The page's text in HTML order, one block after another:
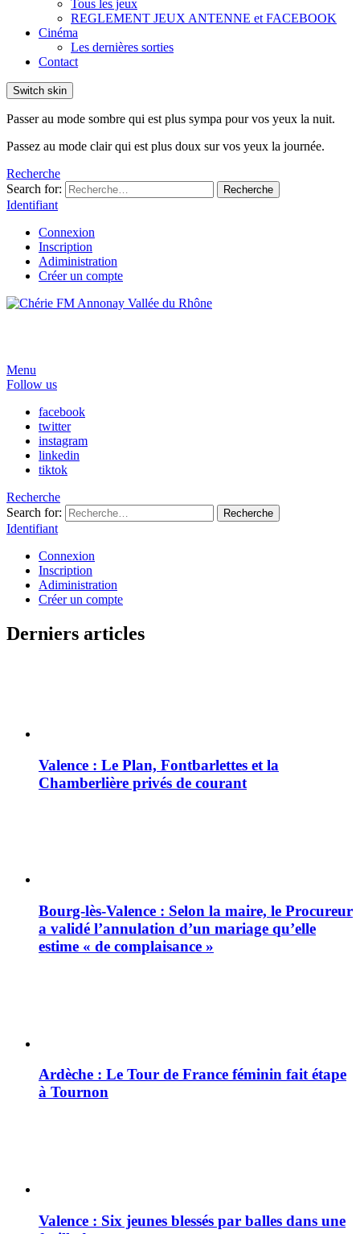
Tous les jeux
REGLEMENT JEUX ANTENNE et FACEBOOK
Cinéma
Les dernières sorties
Contact
Switch skin
Passer au mode sombre qui est plus sympa pour vos yeux la nuit.
Passez au mode clair qui est plus doux sur vos yeux la journée.
Recherche
Search for:
Recherche
Identifiant
Connexion
Inscription
Adiministration
Créer un compte
Menu
Follow us
facebook
twitter
instagram
linkedin
tiktok
Recherche
Search for:
Recherche
Identifiant
Connexion
Inscription
Adiministration
Créer un compte
Derniers articles
Valence : Le Plan, Fontbarlettes et la
Chamberlière privés de courant
Bourg-lès-Valence : Selon la maire, le Procureur
a validé l’annulation d’un mariage qu’elle
estime « de complaisance »
Ardèche : Le Tour de France féminin fait étape
à Tournon
Valence : Six jeunes blessés par balles dans une